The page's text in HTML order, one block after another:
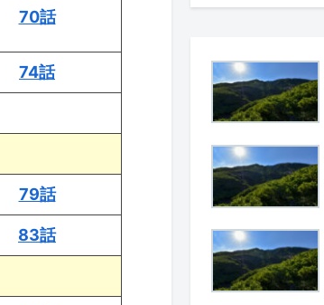
70話
74話
79話
83話